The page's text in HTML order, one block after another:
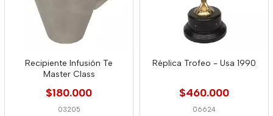
Recipiente Infusión Te
Master Class
$180.000
03205
Réplica Trofeo - Usa 1990
$460.000
06624